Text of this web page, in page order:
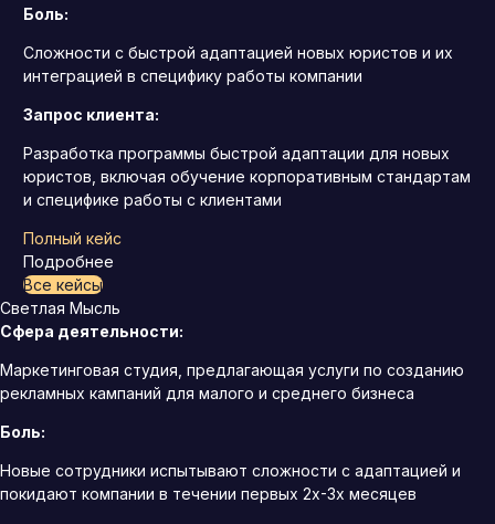
Боль:
Сложности с быстрой адаптацией новых юристов и их
интеграцией в специфику работы компании
Запрос клиента:
Разработка программы быстрой адаптации для новых
юристов, включая обучение корпоративным стандартам
и специфике работы с клиентами
Полный кейс
Подробнее
Все кейсы
Светлая Мысль
Сфера деятельности:
Маркетинговая студия, предлагающая услуги по созданию
рекламных кампаний для малого и среднего бизнеса
Боль:
Новые сотрудники испытывают сложности с адаптацией и
покидают компании в течении первых 2х-3х месяцев